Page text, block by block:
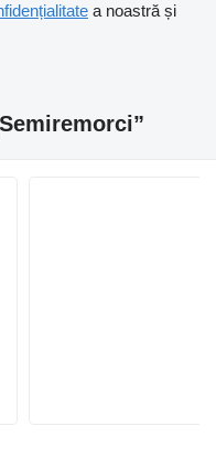
a noastră și